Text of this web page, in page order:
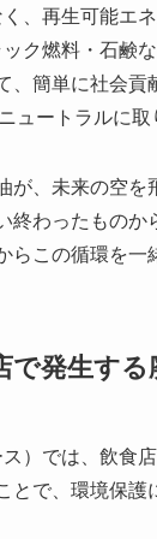
、再生可能エ
ク燃料・石鹸
、簡単に社会貢
ュートラルに
が、未来の空を
終わったものか
らこの循環を一
で発生する
）では、飲食
とで、環境保護